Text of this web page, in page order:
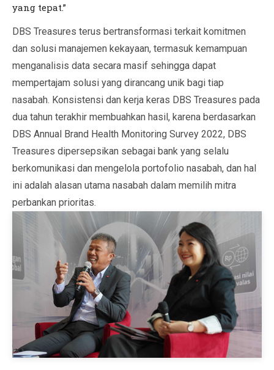
yang tepat.”
DBS Treasures terus bertransformasi terkait komitmen
dan solusi manajemen kekayaan, termasuk kemampuan
menganalisis data secara masif sehingga dapat
mempertajam solusi yang dirancang unik bagi tiap
nasabah. Konsistensi dan kerja keras DBS Treasures pada
dua tahun terakhir membuahkan hasil, karena berdasarkan
DBS Annual Brand Health Monitoring Survey 2022, DBS
Treasures dipersepsikan sebagai bank yang selalu
berkomunikasi dan mengelola portofolio nasabah, dan hal
ini adalah alasan utama nasabah dalam memilih mitra
perbankan prioritas.